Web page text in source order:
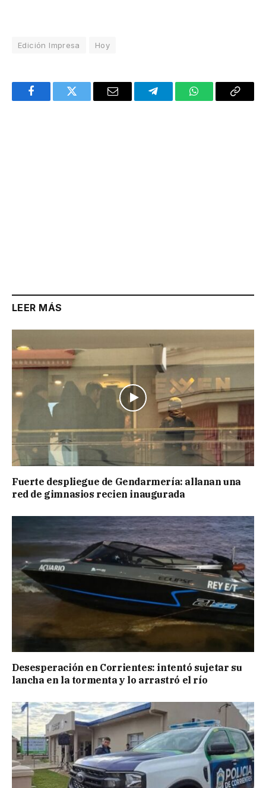
Edición Impresa Hoy
FacebookTwitter Email TelegramWhatsAppCopy
LEER MÁS
Fuerte despliegue de Gendarmería: allanan una
red de gimnasios recien inaugurada
Desesperación en Corrientes: intentó sujetar su
lancha en la tormenta y lo arrastró el río